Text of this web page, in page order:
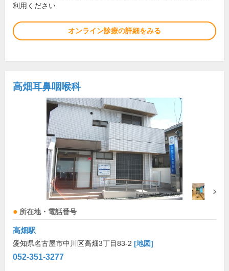
利用ください
オンライン診療の詳細をみる
高畑耳鼻咽喉科
所在地・電話番号
高畑駅
愛知県名古屋市中川区高畑3丁目83-2 [地図]
052-351-3277